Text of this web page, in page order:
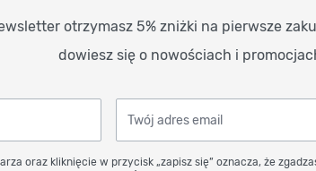
otrzymasz 5% zniżki na pierwsze
dowiesz się o nowościach i
oraz kliknięcie w przycisk „zapisz się” oznacza, że